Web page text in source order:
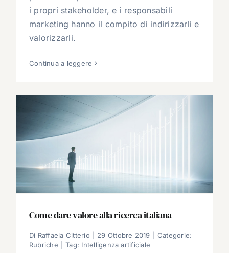
i propri stakeholder, e i responsabili
marketing hanno il compito di indirizzarli e
valorizzarli.
Continua a leggere
Come dare valore alla ricerca italiana
Di Raffaela Citterio 29 Ottobre 2019
Categorie:
Rubriche
Tag: Intelligenza artificiale